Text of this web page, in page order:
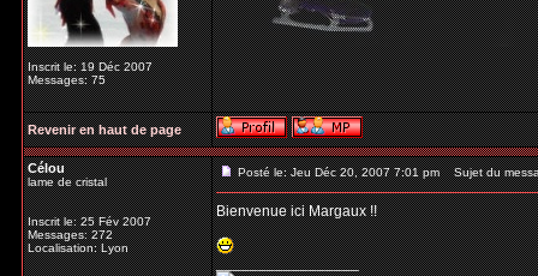
Inscrit le: 19 Déc 2007
Messages: 75
Revenir en haut de page
Célou
lame de cristal
Inscrit le: 25 Fév 2007
Messages: 272
Localisation: Lyon
Posté le: Jeu Déc 20, 2007 7:01 pm Sujet du
Bienvenue ici Margaux !!
_________________